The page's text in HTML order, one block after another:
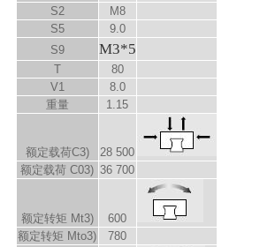
S2
M8
S5
9.0
S9 M3*5
T
80
V1
8.0
重量
1.15
额定载荷C3)
28 500
额定载荷 C03) 36 700
额定转矩 Mt3)
600
额定转矩 Mto3) 780